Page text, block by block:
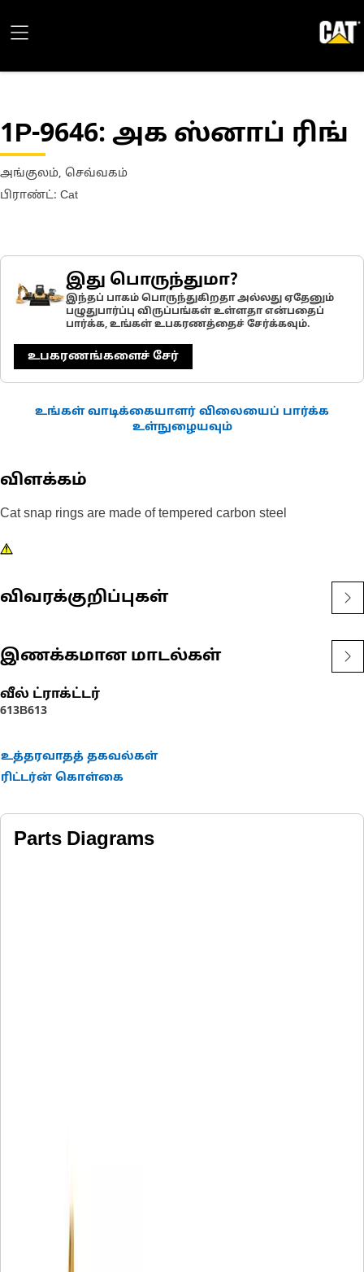
1P-9646: அக ஸ்னாப் ரிங்
அங்குலம், செவ்வகம்
பிராண்ட்: Cat
இது பொருந்துமா?
இந்தப் பாகம் பொருந்துகிறதா அல்லது ஏதேனும்
பழுதுபார்ப்பு விருப்பங்கள் உள்ளதா என்பதைப்
பார்க்க, உங்கள் உபகரணத்தைச் சேர்க்கவும்.
உபகரணங்களைச் சேர்
உங்கள் வாடிக்கையாளர் விலையைப் பார்க்க
உள்நுழையவும்
விளக்கம்
Cat snap rings are made of tempered carbon steel
விவரக்குறிப்புகள்
இணக்கமான மாடல்கள்
வீல் ட்ராக்ட்டர்
613B613
உத்தரவாதத் தகவல்கள்
ரிட்டர்ன் கொள்கை
Parts Diagrams